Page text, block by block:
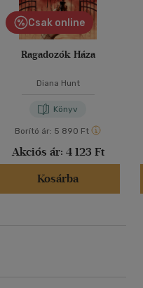
Csak online
Ragadozók Háza
Diana Hunt
Könyv
Borító ár: 5 890 Ft
Akciós ár: 4 123 Ft
Kosárba